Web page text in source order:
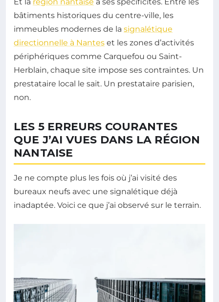
bâtiments historiques du centre-ville, les
immeubles modernes de la signalétique
directionnelle à Nantes et les zones d’activités
périphériques comme Carquefou ou Saint-
Herblain, chaque site impose ses contraintes. Un
prestataire local le sait. Un prestataire parisien,
non.
LES 5 ERREURS COURANTES
QUE J’AI VUES DANS LA RÉGION
NANTAISE
Je ne compte plus les fois où j’ai visité des
bureaux neufs avec une signalétique déjà
inadaptée. Voici ce que j’ai observé sur le terrain.